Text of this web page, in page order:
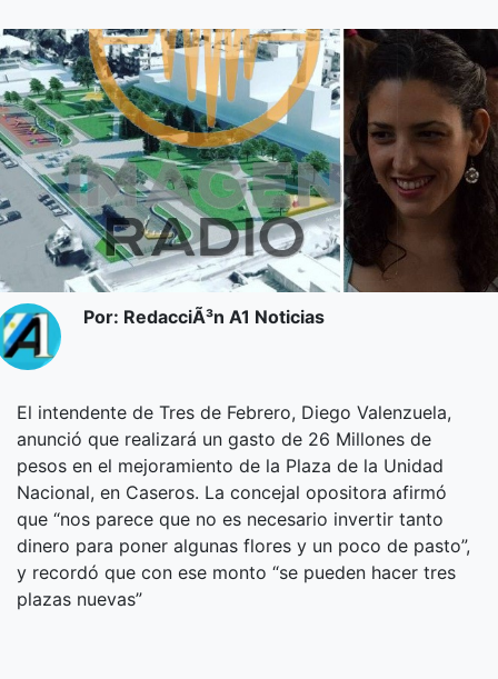
Por: RedacciÃ³n A1 Noticias
El intendente de Tres de Febrero, Diego Valenzuela,
anunció que realizará un gasto de 26 Millones de
pesos en el mejoramiento de la Plaza de la Unidad
Nacional, en Caseros. La concejal opositora afirmó
que “nos parece que no es necesario invertir tanto
dinero para poner algunas flores y un poco de pasto”,
y recordó que con ese monto “se pueden hacer tres
plazas nuevas”